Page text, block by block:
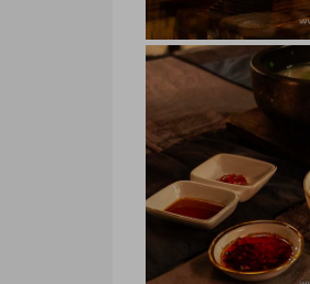
hôtel Banyan
hôtel Banyan
Ange Ostré